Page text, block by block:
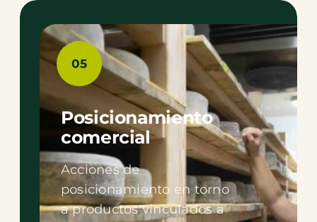
05
Posicionamiento
comercial
Acciones de
posicionamiento en torno
a productos vinculados a